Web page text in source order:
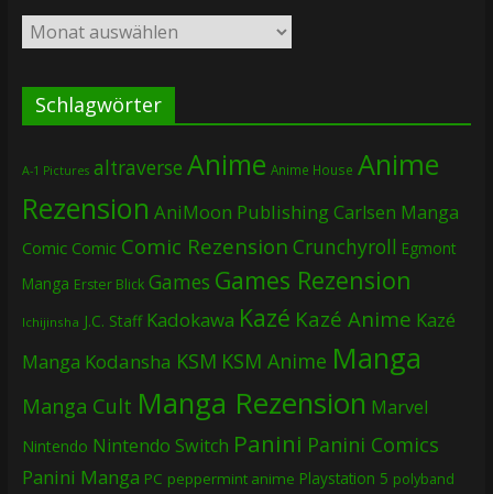
Archiv
Schlagwörter
A-1 Pictures altraverse Anime Anime House Anime
Rezension AniMoon PublishingCarlsen Manga
Comic Comic Comic Rezension Crunchyroll Egmont
Manga Erster Blick Games Games Rezension
Ichijinsha J.C. Staff Kadokawa Kazé Kazé Anime Kazé
Manga Kodansha KSM KSM Anime Manga
Manga Cult Manga Rezension Marvel
Nintendo Nintendo Switch Panini Panini Comics
Panini Manga PC peppermint anime Playstation 5 polyband